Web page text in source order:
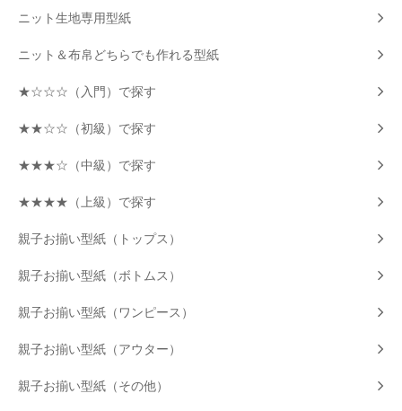
ニット生地専用型紙
ニット＆布帛どちらでも作れる型紙
★☆☆☆（入門）で探す
★★☆☆（初級）で探す
★★★☆（中級）で探す
★★★★（上級）で探す
親子お揃い型紙（トップス）
親子お揃い型紙（ボトムス）
親子お揃い型紙（ワンピース）
親子お揃い型紙（アウター）
親子お揃い型紙（その他）